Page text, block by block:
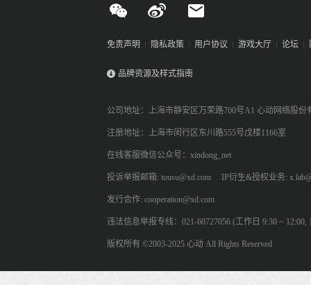
免责声明 隐私政策 用户协议 游戏大厅 论坛
品牌资源及样式指南
公司地址：上海市静安区万荣路700号A1 心动网络股份
注册地址：上海市闵行区东川路555号戊楼1166室
在线客服微信公众号：xindong_net
投诉举报邮箱: tousu@xd.com IP衍生&授权业务:
发行合作: cooperation@xd.com
违法信息举报专线：021-60727056 (工作日 9:30 ~ 12:00,
版权所有 ©2003-2025 心动 All Rights Reserved